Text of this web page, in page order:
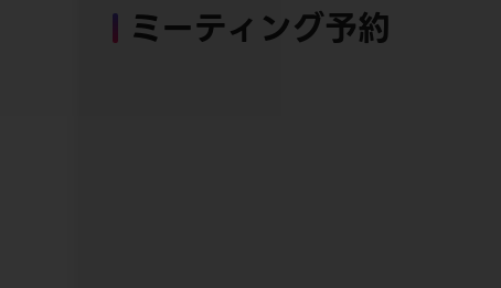
ミーティング予約